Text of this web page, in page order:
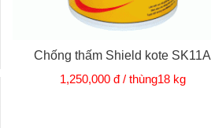
Chống thấm Shield kote SK11A
1,250,000 đ / thùng18 kg